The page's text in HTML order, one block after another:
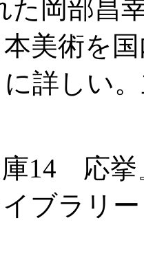
た岡部昌
美術を
詳しい
庫14 応
イブラリ